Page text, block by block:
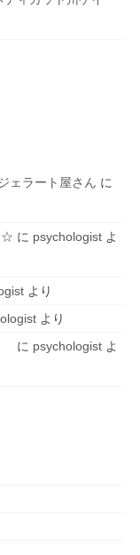
ェラート屋さん に
☆ に psychologist よ
より
より
に psychologist よ